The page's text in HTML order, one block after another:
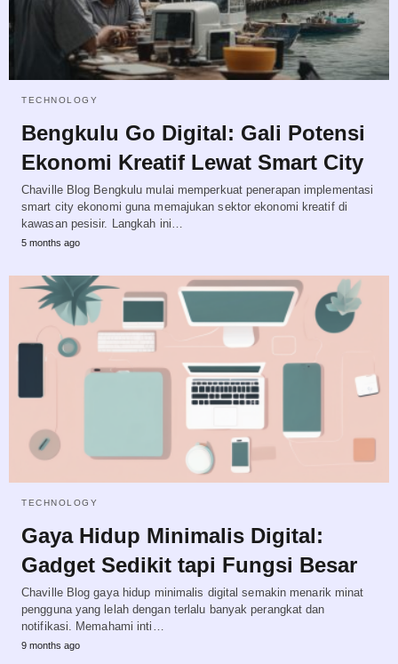
TECHNOLOGY
Bengkulu Go Digital: Gali Potensi
Ekonomi Kreatif Lewat Smart City
Chaville Blog Bengkulu mulai memperkuat penerapan implementasi
smart city ekonomi guna memajukan sektor ekonomi kreatif di
kawasan pesisir. Langkah ini…
5 months ago
TECHNOLOGY
Gaya Hidup Minimalis Digital:
Gadget Sedikit tapi Fungsi Besar
Chaville Blog gaya hidup minimalis digital semakin menarik minat
pengguna yang lelah dengan terlalu banyak perangkat dan
notifikasi. Memahami inti…
9 months ago